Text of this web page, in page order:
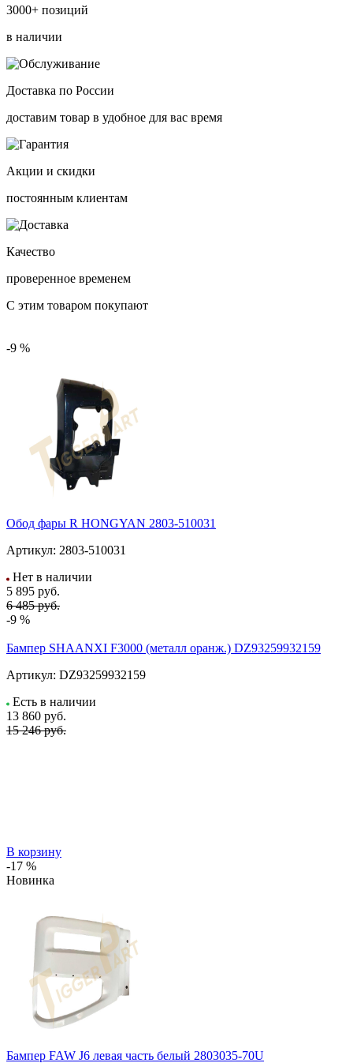
3000+ позиций
в наличии
Доставка по России
доставим товар в удобное для вас время
Акции и скидки
постоянным клиентам
Качество
проверенное временем
С этим товаром покупают
-9 %
Обод фары R HONGYAN 2803-510031
Артикул: 2803-510031
Нет в наличии
5 895 руб.
6 485 руб.
-9 %
Бампер SHAANXI F3000 (металл оранж.) DZ93259932159
Артикул: DZ93259932159
Есть в наличии
13 860 руб.
15 246 руб.
В корзину
-17 %
Новинка
Бампер FAW J6 левая часть белый 2803035-70U